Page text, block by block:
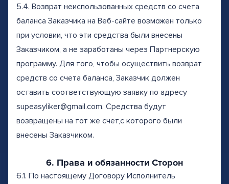
5.4. Возврат неиспользованных средств со счета
баланса Заказчика на Веб-сайте возможен только
при условии, что эти средства были внесены
Заказчиком, а не заработаны через Партнерскую
программу. Для того, чтобы осуществить возврат
средств со счета баланса, Заказчик должен
оставить соответствующую заявку по адресу
supeasyliker@gmail.com. Средства будут
возвращены на тот же счет,с которого были
внесены Заказчиком.
6. Права и обязанности Сторон
6.1. По настоящему Договору Исполнитель